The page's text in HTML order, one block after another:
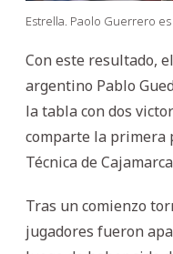
Estrella. Paolo Guerrero
Con este resultado,
argentino Pablo
la tabla con dos
comparte la primera
Técnica de
Tras un comienzo
jugadores fueron